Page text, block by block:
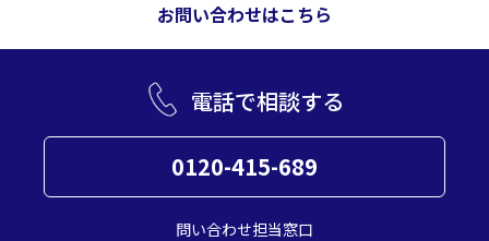
お問い合わせはこちら
電話で相談する
0120-415-689
問い合わせ担当窓口